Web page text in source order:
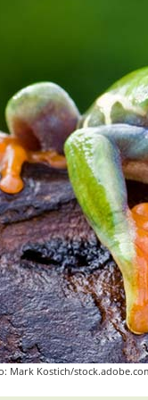
Mark Kostich/